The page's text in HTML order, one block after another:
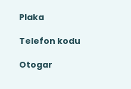
Plaka
Telefon kodu
Otogar